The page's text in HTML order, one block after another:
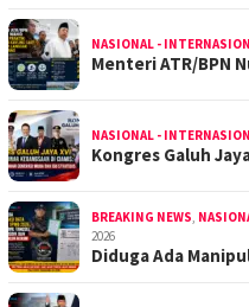
NASIONAL -
Menteri ATR/BPN
NASIONAL -
Kongres Galuh
BREAKING NEWS
2026
Diduga Ada